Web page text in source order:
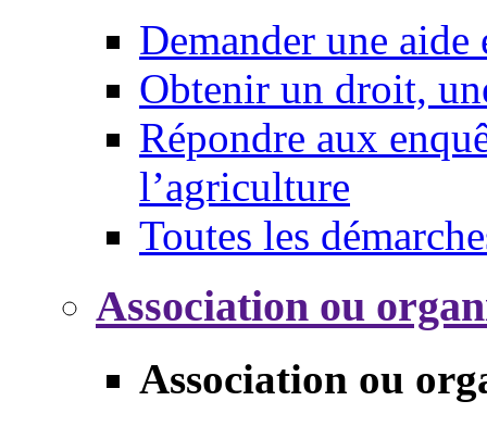
Demander une aide
Obtenir un droit,
Répondre aux
l’agriculture
Toutes les
Association ou
Association ou